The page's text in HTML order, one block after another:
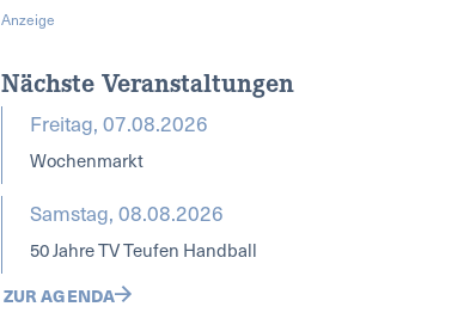
Anzeige
Nächste Veranstaltungen
Freitag, 07.08.2026
Wochenmarkt
Samstag, 08.08.2026
50 Jahre TV Teufen Handball
ZUR AGENDA